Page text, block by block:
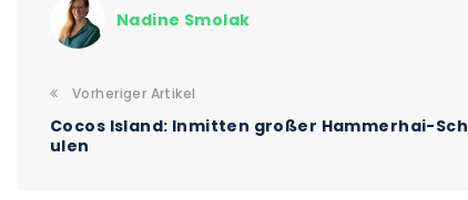
Nadine Smolak
Vorheriger Artikel
Cocos Island: Inmitten großer Hammerhai-Sch
ulen